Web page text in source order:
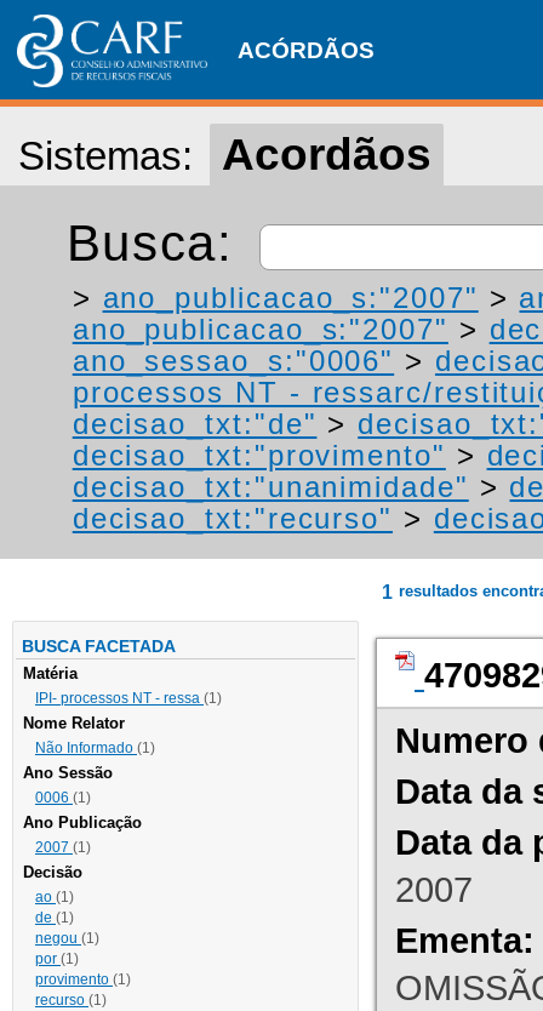
ACÓRDÃOS
Sistemas: Acordãos
Busca:
> ano_publicacao_s:"2007" >
ano_publicacao_s:"2007" >
ano_sessao_s:"0006" >
processos NT - ressarc/
decisao_txt:"de" >
decisao_txt:"provimento" >
decisao_txt:"unanimidade" >
decisao_txt:"recurso" >
BUSCA FACETADA
Matéria
IPI- processos NT - ressa (1)
Nome Relator
Não Informado (1)
Ano Sessão
0006 (1)
Ano Publicação
2007 (1)
Decisão
ao (1)
de (1)
negou (1)
por (1)
provimento (1)
recurso (1)
1 resultados
Numero
Data da
Data da
2007
Ementa: